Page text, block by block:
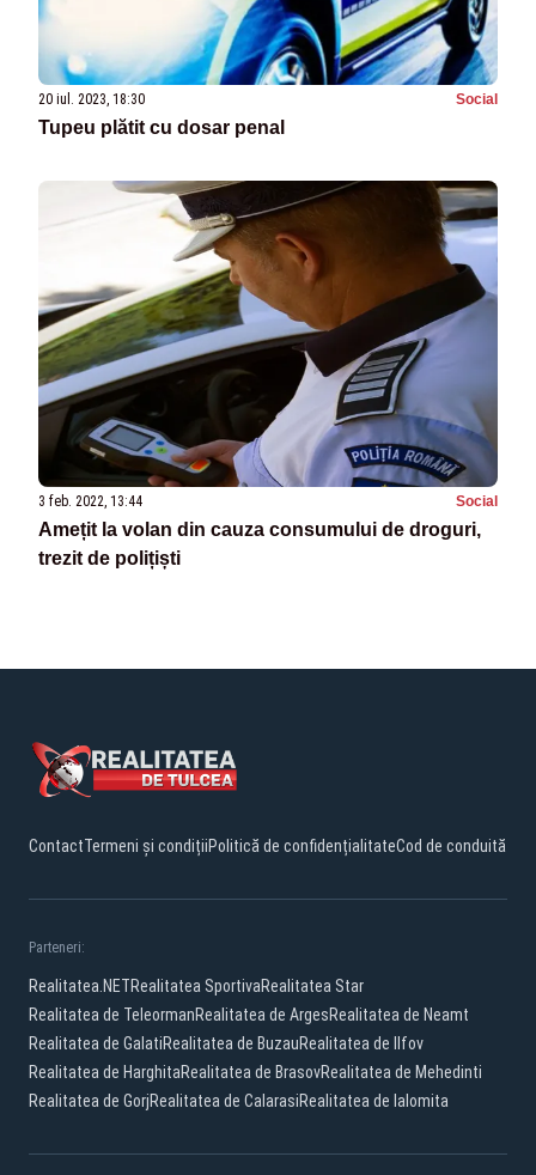
20 iul. 2023, 18:30 Social
Tupeu plătit cu dosar penal
3 feb. 2022, 13:44 Social
Amețit la volan din cauza consumului de droguri,
trezit de polițiști
ContactTermeni și condițiiPolitică de confidențialitateCod de conduită
Parteneri:
Realitatea.NETRealitatea SportivaRealitatea Star
Realitatea de TeleormanRealitatea de ArgesRealitatea de Neamt
Realitatea de GalatiRealitatea de BuzauRealitatea de Ilfov
Realitatea de HarghitaRealitatea de BrasovRealitatea de Mehedinti
Realitatea de GorjRealitatea de CalarasiRealitatea de Ialomita